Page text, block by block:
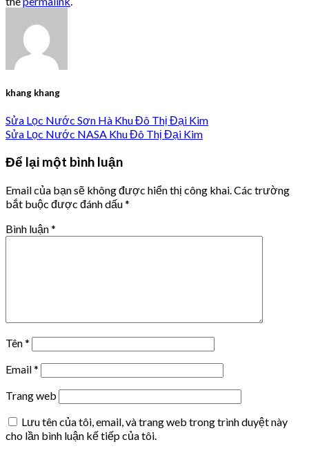
khang khang
Sửa Lọc Nước Sơn Hà Khu Đô Thị Đại Kim
Sửa Lọc Nước NASA Khu Đô Thị Đại Kim
Để lại một bình luận
Email của bạn sẽ không được hiển thị công khai. Các trường
bắt buộc được đánh dấu*
Bình luận*
Tên*
Email*
Trang web
Lưu tên của tôi, email, và trang web trong trình duyệt này
cho lần bình luận kế tiếp của tôi.